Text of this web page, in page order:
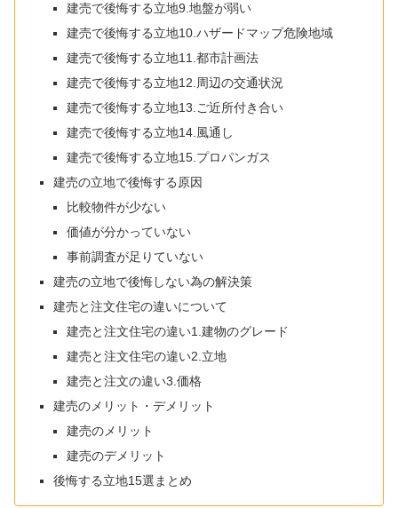
建売で後悔する立地9.地盤が弱い
建売で後悔する立地10.ハザードマップ危険地域
建売で後悔する立地11.都市計画法
建売で後悔する立地12.周辺の交通状況
建売で後悔する立地13.ご近所付き合い
建売で後悔する立地14.風通し
建売で後悔する立地15.プロパンガス
建売の立地で後悔する原因
比較物件が少ない
価値が分かっていない
事前調査が足りていない
建売の立地で後悔しない為の解決策
建売と注文住宅の違いについて
建売と注文住宅の違い1.建物のグレード
建売と注文住宅の違い2.立地
建売と注文の違い3.価格
建売のメリット・デメリット
建売のメリット
建売のデメリット
後悔する立地15選まとめ